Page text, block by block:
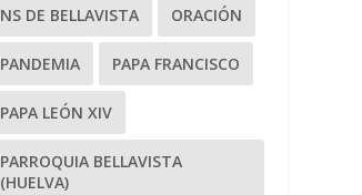
NS DE BELLAVISTA ORACIÓN
PANDEMIA PAPA FRANCISCO
PAPA LEÓN XIV
PARROQUIA BELLAVISTA
(HUELVA)